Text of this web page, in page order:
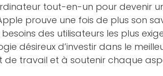
tout-en-un pour devenir
prouve une fois de plus son
des utilisateurs les plus
désireux d’investir dans le
travail et à soutenir chaque